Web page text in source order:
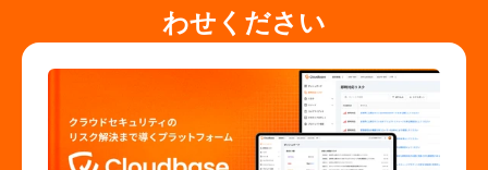
わせください